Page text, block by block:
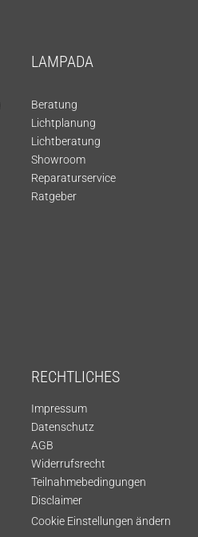
LAMPADA
Beratung
Lichtplanung
Lichtberatung
Showroom
Reparaturservice
Ratgeber
RECHTLICHES
Impressum
Datenschutz
AGB
Widerrufsrecht
Teilnahmebedingungen
Disclaimer
Cookie Einstellungen ändern